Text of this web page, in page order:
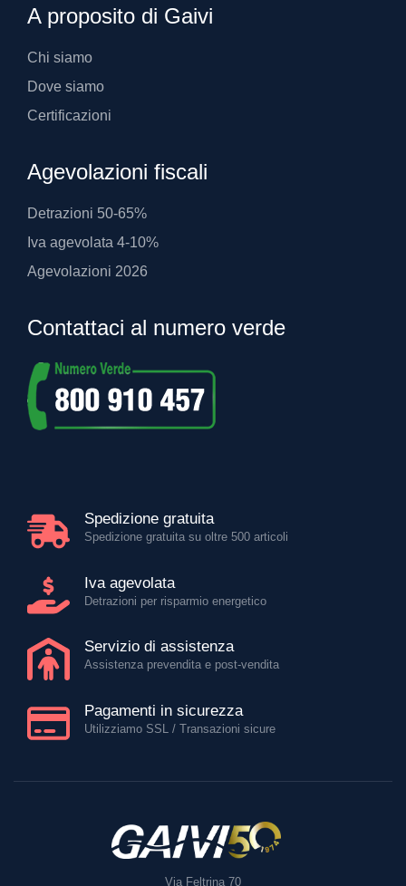
A proposito di Gaivi
Chi siamo
Dove siamo
Certificazioni
Agevolazioni fiscali
Detrazioni 50-65%
Iva agevolata 4-10%
Agevolazioni 2026
Contattaci al numero verde
Spedizione gratuita
Spedizione gratuita su oltre 500 articoli
Iva agevolata
Detrazioni per risparmio energetico
Servizio di assistenza
Assistenza prevendita e post-vendita
Pagamenti in sicurezza
Utilizziamo SSL / Transazioni sicure
Via Feltrina 70